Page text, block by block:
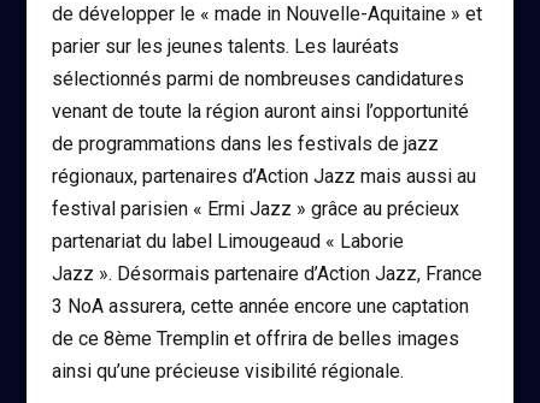
de développer le « made in Nouvelle-Aquitaine » et
parier sur les jeunes talents. Les lauréats
sélectionnés parmi de nombreuses candidatures
venant de toute la région auront ainsi l’opportunité
de programmations dans les festivals de jazz
régionaux, partenaires d’Action Jazz mais aussi au
festival parisien « Ermi Jazz » grâce au précieux
partenariat du label Limougeaud « Laborie
Jazz ». Désormais partenaire d’Action Jazz, France
3 NoA assurera, cette année encore une captation
de ce 8ème Tremplin et offrira de belles images
ainsi qu’une précieuse visibilité régionale.